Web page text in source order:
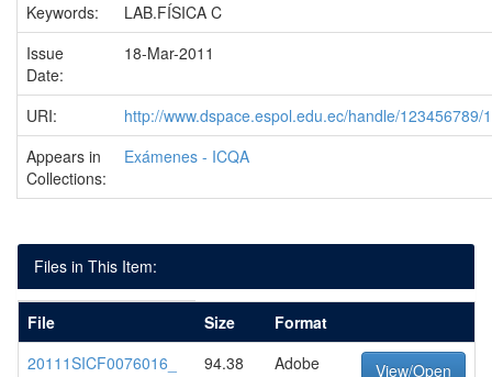
Keywords:
LAB.FÍSICA C
Issue
Date:
18-Mar-2011
URI:
http://www.dspace.espol.edu.ec/handle/123456789/
Appears in
Collections:
Exámenes - ICQA
Files in This Item:
File Size
Format
20111SICF0076016_
94.38
Adobe
View/Open